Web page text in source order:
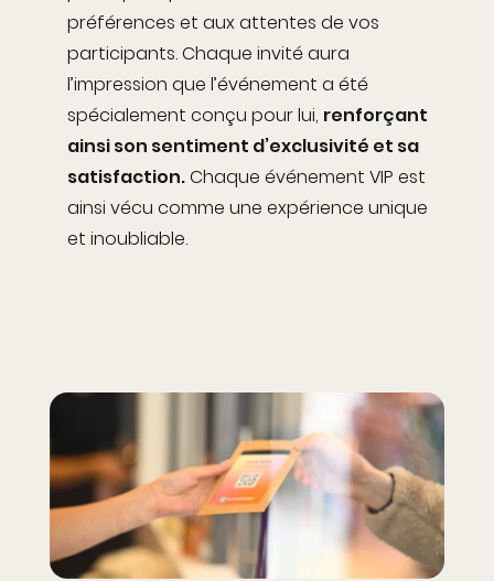
préférences et aux attentes de vos
participants. Chaque invité aura
l’impression que l’événement a été
spécialement conçu pour lui, renforçant
ainsi son sentiment d’exclusivité et sa
satisfaction.Chaque événement VIP est
ainsi vécu comme une expérience unique
et inoubliable.